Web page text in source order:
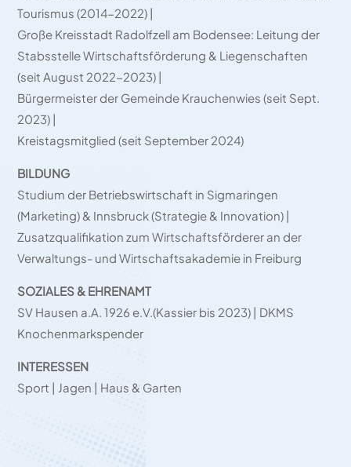
Tourismus (2014-2022) |
Große Kreisstadt Radolfzell am Bodensee: Leitung der
Stabsstelle Wirtschaftsförderung & Liegenschaften
(seit August 2022-2023) |
Bürgermeister der Gemeinde Krauchenwies (seit Sept.
2023) |
Kreistagsmitglied (seit September 2024)
BILDUNG
Studium der Betriebswirtschaft in Sigmaringen
(Marketing) & Innsbruck (Strategie & Innovation) |
Zusatzqualifikation zum Wirtschaftsförderer an der
Verwaltungs- und Wirtschaftsakademie in Freiburg
SOZIALES & EHRENAMT
SV Hausen a.A. 1926 e.V.(Kassier bis 2023) | DKMS
Knochenmarkspender
INTERESSEN
Sport | Jagen | Haus & Garten